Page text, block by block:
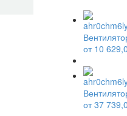
от 10
от37